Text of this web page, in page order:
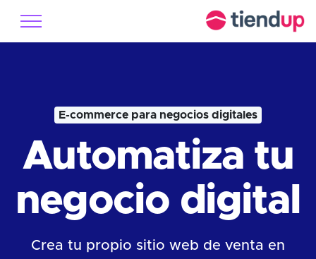
E-commerce para negocios digitales
Automatiza tu
negocio digital
Crea tu propio sitio web de venta en